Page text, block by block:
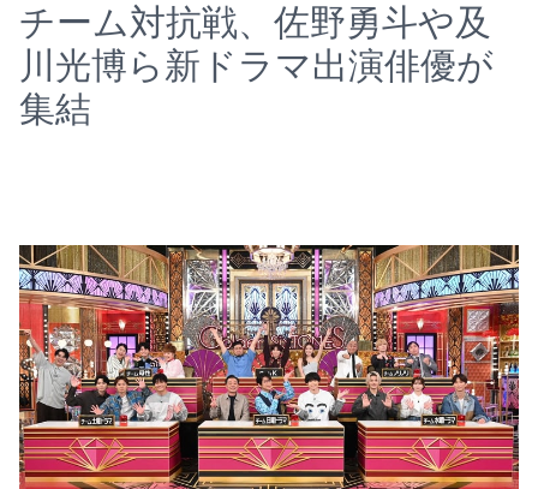
チーム対抗戦、佐野勇斗や及
川光博ら新ドラマ出演俳優が
集結